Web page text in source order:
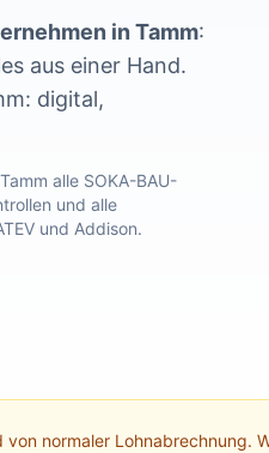
in Tamm:
aus einer Hand.
: digital,
Tamm alle SOKA-BAU-
und alle
und Addison.
normaler Lohnabrechnung.